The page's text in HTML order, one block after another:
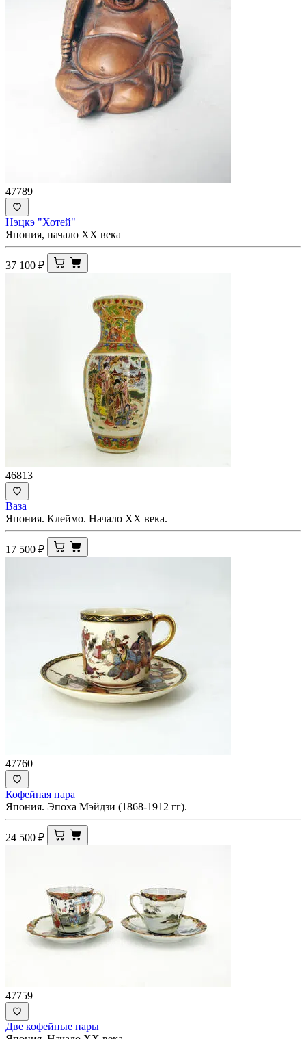
47789
Нэцкэ "Хотей"
Япония, начало ХХ века
37 100 ₽
46813
Ваза
Япония. Клеймо. Начало XX века.
17 500 ₽
47760
Кофейная пара
Япония. Эпоха Мэйдзи (1868-1912 гг).
24 500 ₽
47759
Две кофейные пары